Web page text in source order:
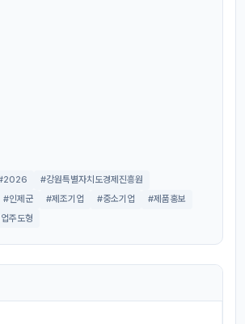
#강원특별자치도경제진흥원
#인제군 #제조기업 #중소기업
#제품홍보
주도형